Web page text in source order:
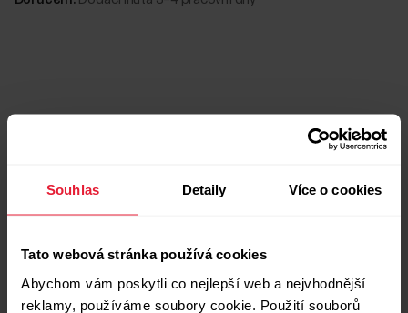
Souhlas Detaily Více o cookies
Tato webová stránka používá cookies
Abychom vám poskytli co nejlepší web a nejvhodnější
reklamy, používáme soubory cookie. Použití souborů
Kompatibilní výrobky